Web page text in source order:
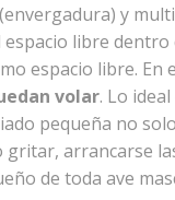
y
libre dentro
espacio libre. En
volar. Lo
pequeña no
arrancarse
de toda ave